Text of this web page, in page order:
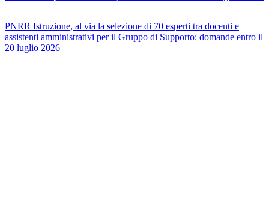
PNRR Istruzione, al via la selezione di 70 esperti tra docenti e
assistenti amministrativi per il Gruppo di Supporto: domande entro il
20 luglio 2026